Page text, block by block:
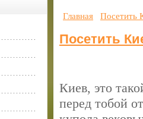
Главная Посетить
Посетить
Киев, это
перед тобой